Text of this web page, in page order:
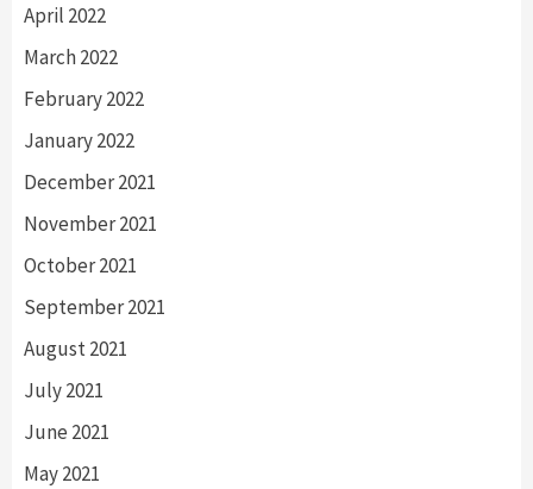
April 2022
March 2022
February 2022
January 2022
December 2021
November 2021
October 2021
September 2021
August 2021
July 2021
June 2021
May 2021